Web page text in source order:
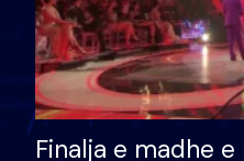
Finalja e madhe